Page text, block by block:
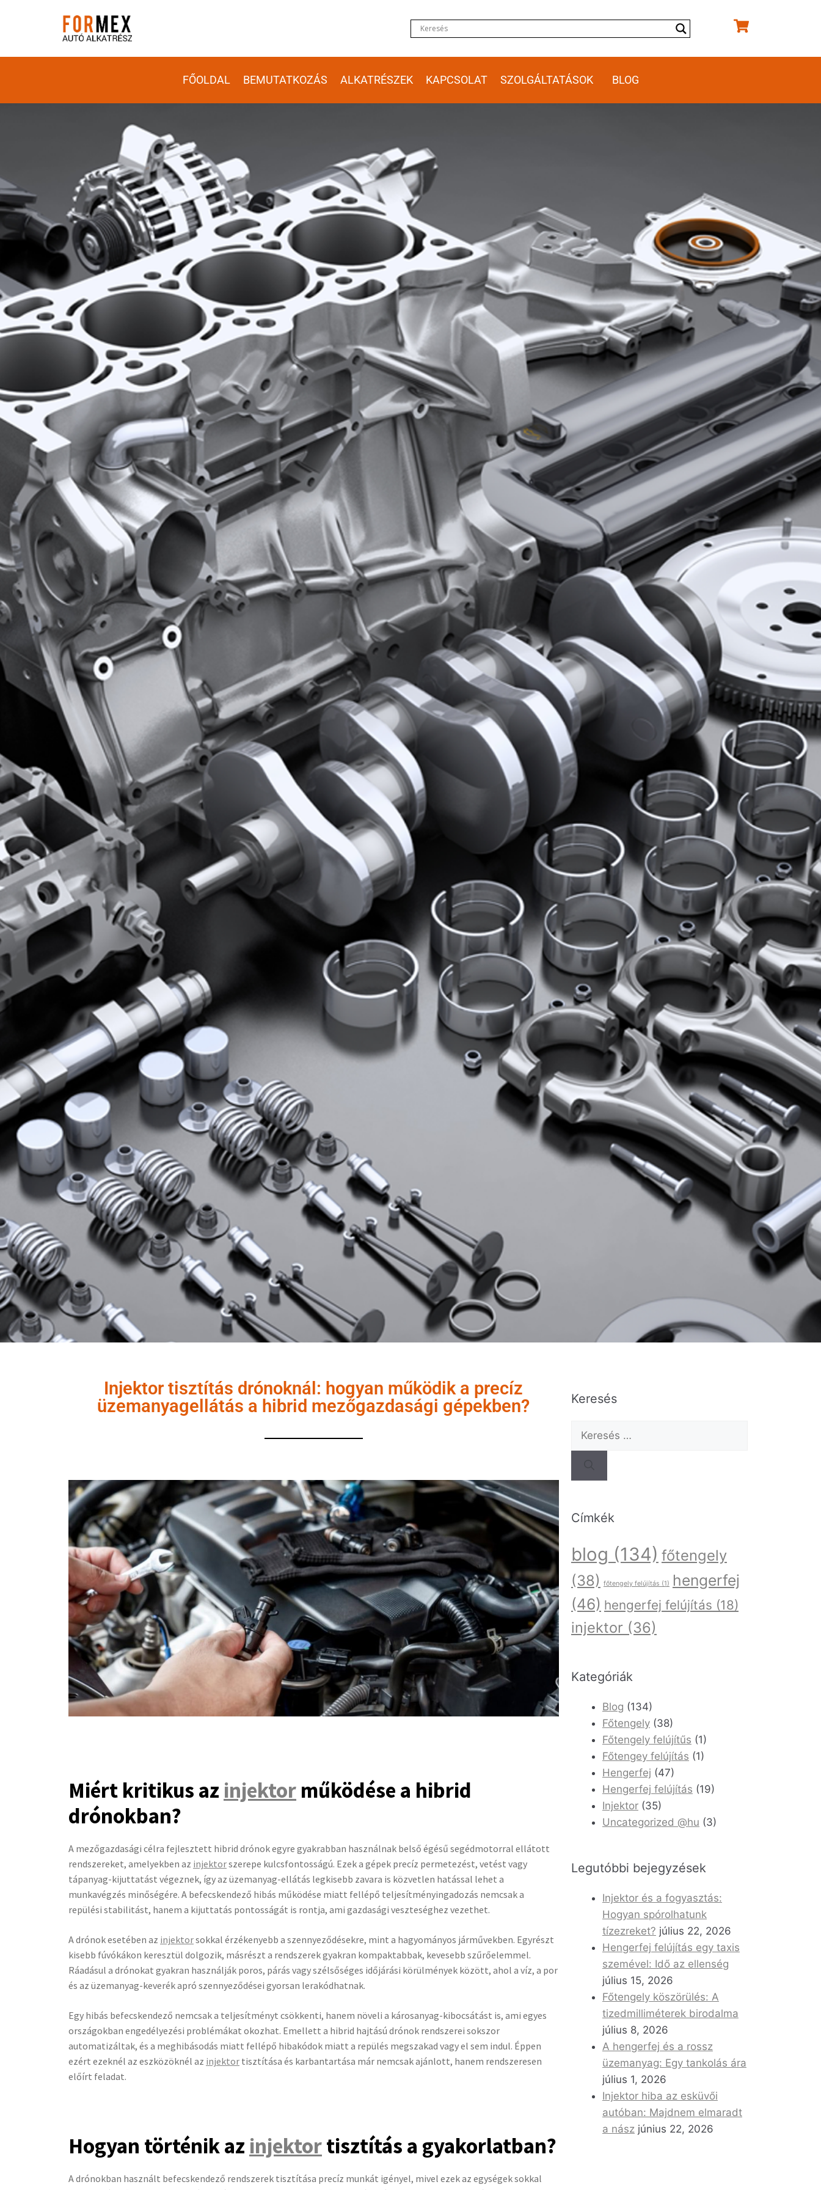
FŐOLDAL BEMUTATKOZÁS ALKATRÉSZEK KAPCSOLAT SZOLGÁLTATÁSOK BLOG
Injektor tisztítás drónoknál: hogyan működik a precíz
üzemanyagellátás a hibrid mezőgazdasági gépekben?
Miért kritikus az injektor működése a hibrid
drónokban?
A mezőgazdasági célra fejlesztett hibrid drónok egyre gyakrabban használnak belső égésű segédmotorral ellátott
rendszereket, amelyekben az injektorszerepe kulcsfontosságú. Ezek a gépek precíz permetezést, vetést vagy
tápanyag-kijuttatást végeznek, így az üzemanyag-ellátás legkisebb zavara is közvetlen hatással lehet a
munkavégzés minőségére. A befecskendező hibás működése miatt fellépő teljesítményingadozás nemcsak a
repülési stabilitást, hanem a kijuttatás pontosságát is rontja, ami gazdasági veszteséghez vezethet.
A drónok esetében az injektorsokkal érzékenyebb a szennyeződésekre, mint a hagyományos járművekben. Egyrészt
kisebb fúvókákon keresztül dolgozik, másrészt a rendszerek gyakran kompaktabbak, kevesebb szűrőelemmel.
Ráadásul a drónokat gyakran használják poros, párás vagy szélsőséges időjárási körülmények között, ahol a víz, a por
és az üzemanyag-keverék apró szennyeződései gyorsan lerakódhatnak.
Egy hibás befecskendező nemcsak a teljesítményt csökkenti, hanem növeli a károsanyag-kibocsátást is, ami egyes
országokban engedélyezési problémákat okozhat. Emellett a hibrid hajtású drónok rendszerei sokszor
automatizáltak, és a meghibásodás miatt fellépő hibakódok miatt a repülés megszakad vagy el sem indul. Éppen
ezért ezeknél az eszközöknél az injektor tisztítása és karbantartása már nemcsak ajánlott, hanem rendszeresen
előírt feladat.
Hogyan történik az injektortisztítás a gyakorlatban?
A drónokban használt befecskendező rendszerek tisztítása precíz munkát igényel, mivel ezek az egységek sokkal
Keresés
Címkék
blog (134) főtengely
(38)
főtengely felújítás (1)
hengerfej
(46) hengerfej felújítás (18)
injektor(36)
Kategóriák
Blog (134)
Főtengely(38)
Főtengely felújítűs (1)
Főtengey felújítás (1)
Hengerfej (47)
Hengerfej felújítás (19)
Injektor(35)
Uncategorized @hu (3)
Legutóbbi bejegyzések
Injektor és a fogyasztás:
Hogyan spórolhatunk
tízezreket? július 22, 2026
Hengerfej felújítás egy taxis
szemével: Idő az ellenség
július 15, 2026
Főtengely köszörülés: A
tizedmilliméterek birodalma
július 8, 2026
A hengerfej és a rossz
üzemanyag: Egy tankolás ára
július 1, 2026
Injektor hiba az esküvői
autóban: Majdnem elmaradt
a nász június 22, 2026